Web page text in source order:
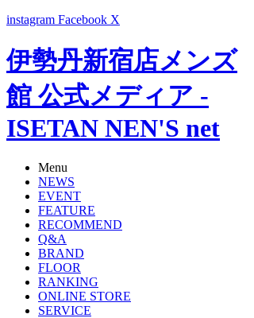
instagram Facebook X
伊勢丹新宿店メンズ
館 公式メディア -
ISETAN NEN'S net
Menu
NEWS
EVENT
FEATURE
RECOMMEND
Q&A
BRAND
FLOOR
RANKING
ONLINE STORE
SERVICE